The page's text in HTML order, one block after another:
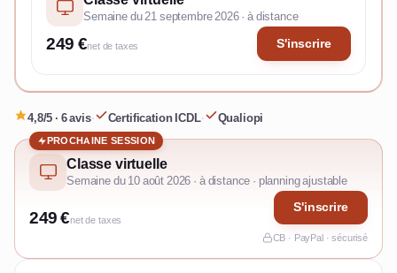
Semaine du 21 septembre 2026 · à distance
249 €net de taxes S'inscrire
4,8/5 · 6 avis· Certification ICDL· Qualiopi
PROCHAINE SESSION
Classe virtuelle
Semaine du 10 août 2026 · à distance · planning ajustable
249 €net de taxes
S'inscrire
CB · PayPal · sécurisé